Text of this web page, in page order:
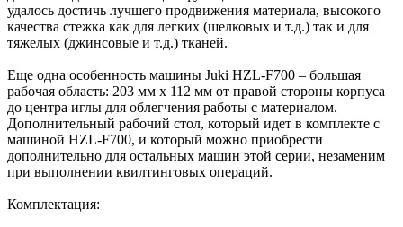
удалось достичь лучшего продвижения материала, высокого
качества стежка как для легких (шелковых и т.д.) так и для
тяжелых (джинсовые и т.д.) тканей.
Еще одна особенность машины Juki HZL-F700 – большая
рабочая область: 203 мм х 112 мм от правой стороны корпуса
до центра иглы для облегчения работы с материалом.
Дополнительный рабочий стол, который идет в комплекте с
машиной HZL-F700, и который можно приобрести
дополнительно для остальных машин этой серии, незаменим
при выполнении квилтинговых операций.
Комплектация: